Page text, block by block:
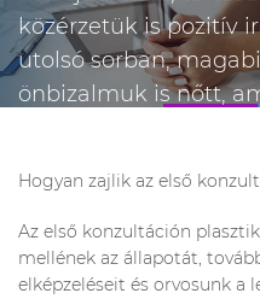
közérzetük is pozitív
utolsó sorban,
önbizalmuk is nőtt,
Hogyan zajlik az első
Az első konzultáción
mellének az állapotát,
elképzeléseit és orvosunk a